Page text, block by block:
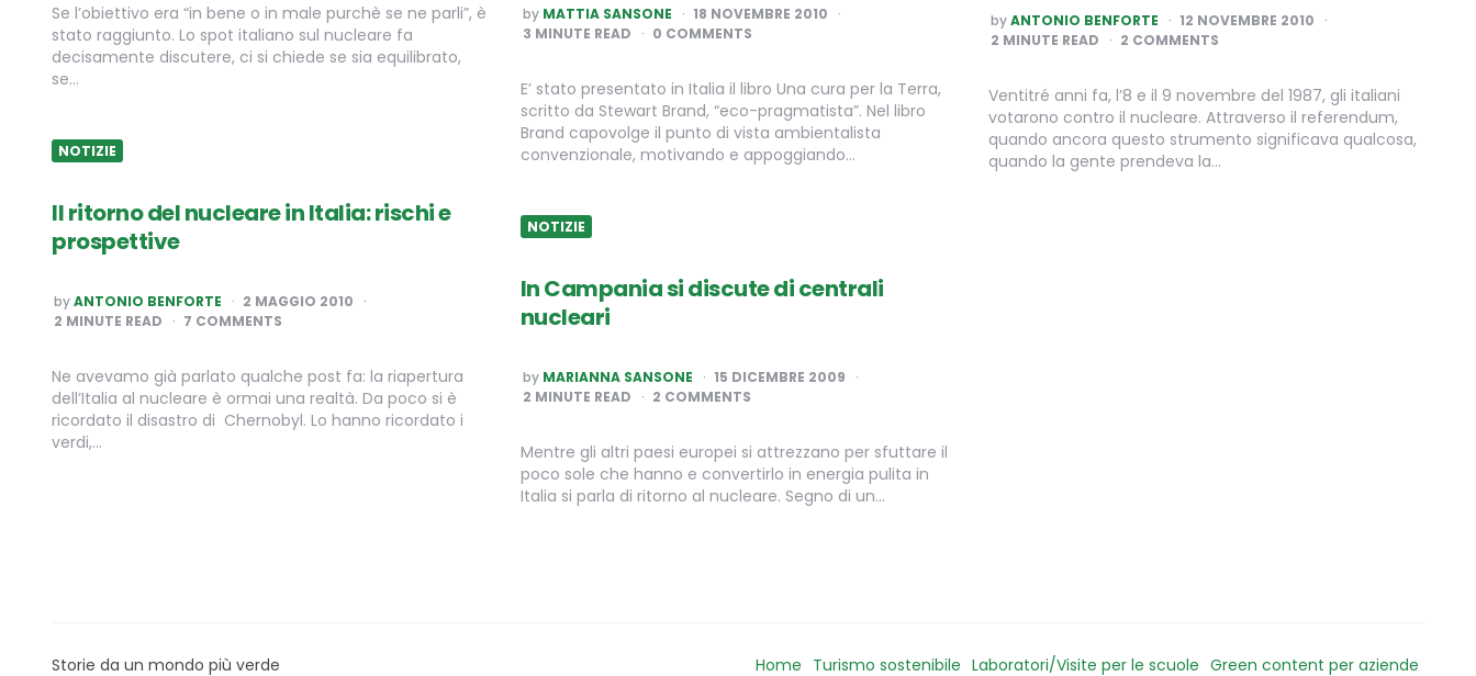
Se l’obiettivo era “in bene o in male purchè se ne parli”, è
stato raggiunto. Lo spot italiano sul nucleare fa
decisamente discutere, ci si chiede se sia equilibrato,
se…
POSTED
BY
by MATTIA SANSONE
18 NOVEMBRE 2010
3 MINUTE READ 0 COMMENTS
E’ stato presentato in Italia il libro Una cura per la Terra,
scritto da Stewart Brand, “eco-pragmatista”. Nel libro
Brand capovolge il punto di vista ambientalista
convenzionale, motivando e appoggiando…
POSTED
BY
byANTONIO BENFORTE
12 NOVEMBRE 2010
2 MINUTE READ 2 COMMENTS
Ventitré anni fa, l’8 e il 9 novembre del 1987, gli italiani
votarono contro il nucleare. Attraverso il referendum,
quando ancora questo strumento significava qualcosa,
quando la gente prendeva la…
NOTIZIE
Il ritorno del nucleare in Italia: rischi e
prospettive
POSTED
BY
byANTONIO BENFORTE
2 MAGGIO 2010
2 MINUTE READ 7 COMMENTS
Ne avevamo già parlato qualche post fa: la riapertura
dell’Italia al nucleare è ormai una realtà. Da poco si è
ricordato il disastro di Chernobyl. Lo hanno ricordato i
verdi,…
NOTIZIE
In Campania si discute di centrali
nucleari
POSTED
BY
by MARIANNA SANSONE
15 DICEMBRE 2009
2 MINUTE READ 2 COMMENTS
Mentre gli altri paesi europei si attrezzano per sfuttare il
poco sole che hanno e convertirlo in energia pulita in
Italia si parla di ritorno al nucleare. Segno di un…
Storie da un mondo più verde Home Turismo sostenibile Laboratori/Visite per le scuole Green content per aziende